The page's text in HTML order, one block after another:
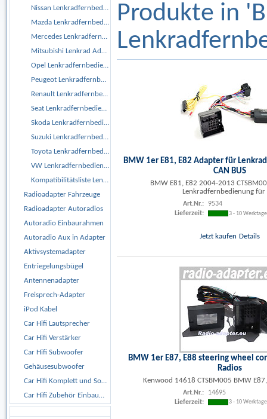
Nissan Lenkradfernbedienungsadapter
Mazda Lenkradfernbedienungsadapter
Mercedes Lenkradfernbedienungsadapter
Mitsubishi Lenkrad Adapter
Opel Lenkradfernbedienungsadapter
Peugeot Lenkradfernbedienungsadapter
Renault Lenkradfernbedienungsadapter
Seat Lenkradfernbedienungsadapter
Skoda Lenkradfernbedienungsadapter
Suzuki Lenkradfernbedienungsadapter
Toyota Lenkradfernbedienungsadapter
VW Lenkradfernbedienungsadapter
Kompatibilitätsliste Lenkrad Adapter
Radioadapter Fahrzeuge
Radioadapter Autoradios
Autoradio Einbaurahmen
Autoradio Aux in Adapter
Aktivsystemadapter
Entriegelungsbügel
Antennenadapter
Freisprech-Adapter
iPod Kabel
Car Hifi Lautsprecher
Car Hifi Verstärker
Car Hifi Subwoofer
Gehäusesubwoofer
Car Hifi Komplett und Sonderangebote
Car Hifi Zubehör Einbaumaterial
Produkte in
BMW 1er E81, E82 Adapter für
CAN BUS
BMW E81, E82 2004-2013
Lenkradfernbedienung für
Art.Nr.:
9534
Lieferzeit:
3 - 10 Werktage
Jetzt kaufen Details
BMW 1er E87, E88 steering wheel
Radios
Kenwood 14618 CTSBM005 BMW
Art.Nr.:
14695
Lieferzeit:
3 - 10 Werktage